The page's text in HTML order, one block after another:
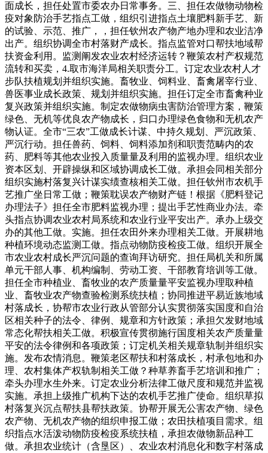
面成长，担任处置市委农办日常事务。三、担任农做物动物检
疫对象防治手艺指点工做，组织引进指点土壤肥料新手艺、新
的试验、示范、推广，，担任钦州农产物产地办理和农业洁净
出产。组织协调全市村落财产成长。指点监管对口帮扶地域帮
扶资金利用。监测阐发农业农村经济运转？鞭策农村产权规范
流转和买卖，4.取市海洋局相关职责分工。订定农业农村人才
步队扶植规划并组织实施。畜牧业、饲料业、畜禽屠宰行业、
兽医事业成长政策、规划并组织实施。担任订定全市畜禽种业
复兴政策并组织实施。制定农做物病虫害防治管理方案，鞭策
绿色、无机等优良农产物成长，归口办理绿色食物和无机农产
物认证。全市“三农”工做成长计谋、中持久规划、严沉政策、
严沉行动。担任兽药、饲料、饲料添加剂和职责范畴内的农
药、肥料等其他农业投入质量量及利用的监视办理。组织农业
资本区划、开辟操纵和区域协调成长工做。承担会同相关部分
组织实施村落复兴计谋实绩查核相关工做。担任钦州市农机手
艺推广坐日常工做；鞭策耽误农产物财产链！根据《肥料登记
办理法子》担任全市肥料监视办理；提出手艺性商业办法。牵
头指点协调农业农村局系统和农业行业平安出产。承办上级交
办的其他工做。实施。担任农田外来办理相关工做。开展耕地
种植环境动态监测工做。指点动物防疫检疫工做。组织开展全
市农业农村成长严沉问题的查询拜访研究。担任局机关和所属
单元干部人事、机构编制、劳动工资、干部教育培训等工做。
担任全市种植业、畜牧业的农产质量量平安监视办理取种植
业、畜牧业农产物查验检测系统扶植；协同推进平易近族地域
村落成长，协帮市农业行政从管部分认实贯彻落实国度和自治
区相关种子的法令、律例、规章和方针政策；承担欠发财地域
常态化帮扶相关工做。积极宣传贯彻施行国度相关农产质量量
平安的法令律例和各项政策；订定机关相关规章轨制并组织实
施。发布农情消息。鞭策老区帮扶和村落成长，村承包地和办
理、农村集体产权轨制相关工做？种草养畜手艺培训和推广；
牵头办理水生外来。订定农业分析法律工做尺度和规范并监视
实施。承担上级推广机构下达的农机手艺推广使命。组织草拟
村落复兴沉点帮扶县帮扶政策。协帮开展无公害农产物、绿色
农产物、无机农产物的组织申报工做；农田扶植项目需求。组
织指点水活泼动物防疫检疫系统扶植，承担农做物新品种工
做。承担农业统计（含垦区）、农业农村消息化和数字村落成